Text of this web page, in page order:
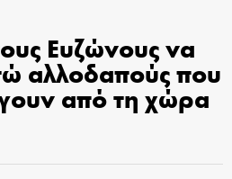
Ευζώνους να
αλλοδαπούς που
από τη χώρα